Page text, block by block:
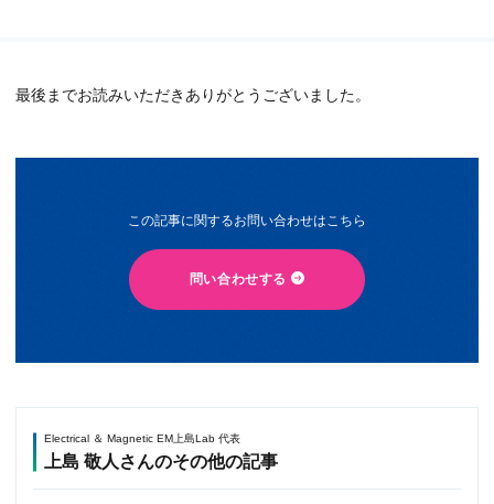
最後までお読みいただきありがとうございました。
この記事に関するお問い合わせはこちら
問い合わせする
Electrical ＆ Magnetic EM上島Lab 代表
上島 敬人さんのその他の記事